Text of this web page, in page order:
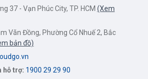
37 - Vạn Phúc City, TP. HCM (Xem
Văn Đồng, Phường Cổ Nhuế 2, Bắc
bản đồ)
hỗ trợ: 1900 29 29 90